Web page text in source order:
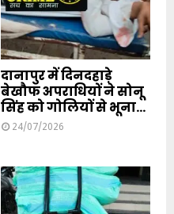
दानापुर में दिनदहाड़े
बेखौफ अपराधियों ने सोनू
सिंह को गोलियों से भूना...
24/07/2026